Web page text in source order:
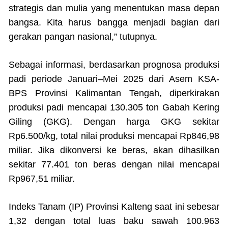
strategis dan mulia yang menentukan masa depan
bangsa. Kita harus bangga menjadi bagian dari
gerakan pangan nasional,” tutupnya.
Sebagai informasi, berdasarkan prognosa produksi
padi periode Januari–Mei 2025 dari Asem KSA-
BPS Provinsi Kalimantan Tengah, diperkirakan
produksi padi mencapai 130.305 ton Gabah Kering
Giling (GKG). Dengan harga GKG sekitar
Rp6.500/kg, total nilai produksi mencapai Rp846,98
miliar. Jika dikonversi ke beras, akan dihasilkan
sekitar 77.401 ton beras dengan nilai mencapai
Rp967,51 miliar.
Indeks Tanam (IP) Provinsi Kalteng saat ini sebesar
1,32 dengan total luas baku sawah 100.963